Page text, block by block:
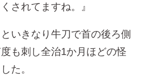
されてますね。』
いきなり牛刀で首の後ろ側
も刺し全治1か月ほどの怪
た。